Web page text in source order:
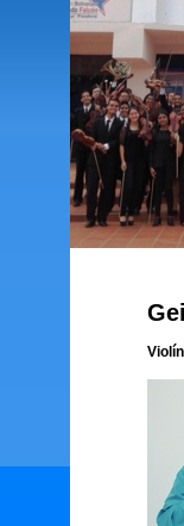
Violín